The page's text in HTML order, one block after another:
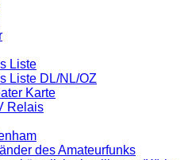
Liste
Liste DL/NL/OZ
Karte
Relais
des Amateurfunks